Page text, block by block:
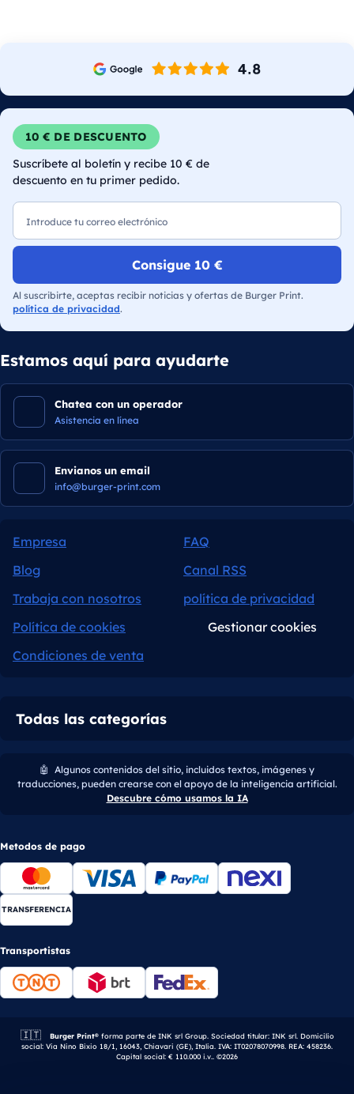
10 € DE DESCUENTO
Suscríbete al boletín y recibe 10 € de
descuento en tu primer pedido.
Consigue 10 €
Al suscribirte, aceptas recibir noticias y ofertas de Burger Print.
política de privacidad.
Estamos aquí para ayudarte
Chatea con un operador
Asistencia en línea
Envianos un email
info@burger-print.com
Empresa
FAQ
Blog
Canal RSS
Trabaja con nosotros
política de privacidad
Política de cookies
Gestionar cookies
Condiciones de venta
Todas las categorías
🤖 Algunos contenidos del sitio, incluidos textos, imágenes y
traducciones, pueden crearse con el apoyo de la inteligencia artificial.
Descubre cómo usamos la IA
Metodos de pago
TRANSFERENCIA
Transportistas
🇮🇹 Empresa italiana.
Burger Print®forma parte de INK srl Group. Sociedad titular: INK srl. Domicilio
social: Via Nino Bixio 18/1, 16043, Chiavari (GE), Italia. IVA: IT02078070998. REA: 458236.
Capital social: € 110.000 i.v.. ©2026